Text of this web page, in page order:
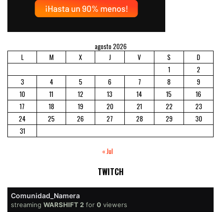
agosto 2026
L
M X J V S
D
1
2
3
4 5 6 7 8
9
10
11 12 13 14 15
16
17
18 19 20 21 22
23
24
25 26 27 28 29
30
31
« Jul
TWITCH
Comunidad_Namera
streaming WARSHIFT 2 for 0 viewers